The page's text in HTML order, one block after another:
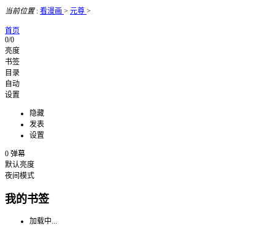
当前位置: 看漫画 > 元尊 >
首页
0/0
亮度
书签
目录
自动
设置
隐藏
发表
设置
0 弹幕
默认亮度
夜间模式
我的书签
加载中...